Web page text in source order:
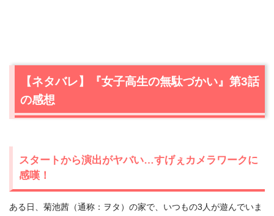
【ネタバレ】『女子高生の無駄づかい』第3話
の感想
スタートから演出がヤバい…すげぇカメラワークに
感嘆！
ある日、菊池茜（通称：ヲタ）の家で、いつもの3人が遊んでいま